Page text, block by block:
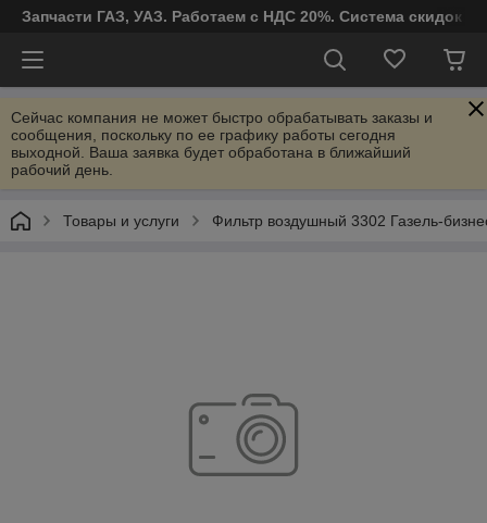
Запчасти ГАЗ, УАЗ. Работаем с НДС 20%. Система скидок
Сейчас компания не может быстро обрабатывать заказы и
сообщения, поскольку по ее графику работы сегодня
выходной. Ваша заявка будет обработана в ближайший
рабочий день.
Товары и услуги Фильтр воздушный 3302 Газель-